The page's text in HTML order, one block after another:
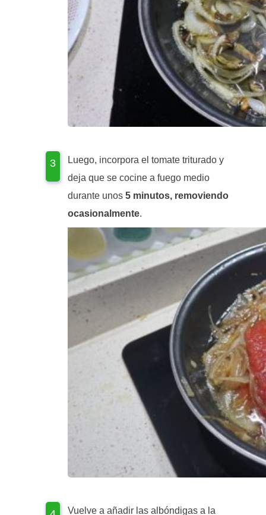
Luego, incorpora el tomate triturado y
deja que se cocine a fuego medio
durante unos 5 minutos, removiendo
ocasionalmente.
Vuelve a añadir las albóndigas a la